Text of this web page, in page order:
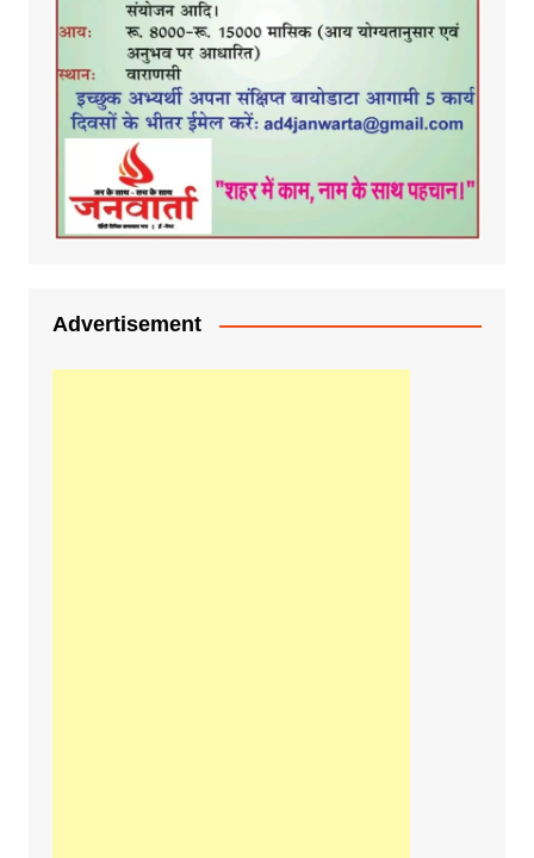
Advertisement